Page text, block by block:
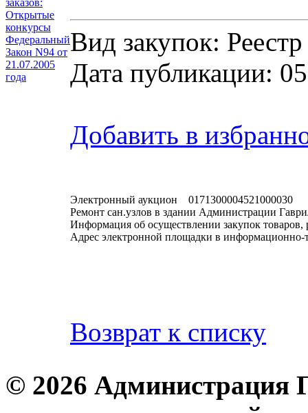
заказов:
Открытые
конкурсы
Федеральный
Закон N94 от
21.07.2005
года
Вид закупок:
Дата публикации:
Добавить в
Электронный аукцион 0171300004521000030
Ремонт сан.узлов в здании Администрации
Информация об осуществлении закупок
Адрес электронной площадки в
Возврат к списку
© 2026 Администрация